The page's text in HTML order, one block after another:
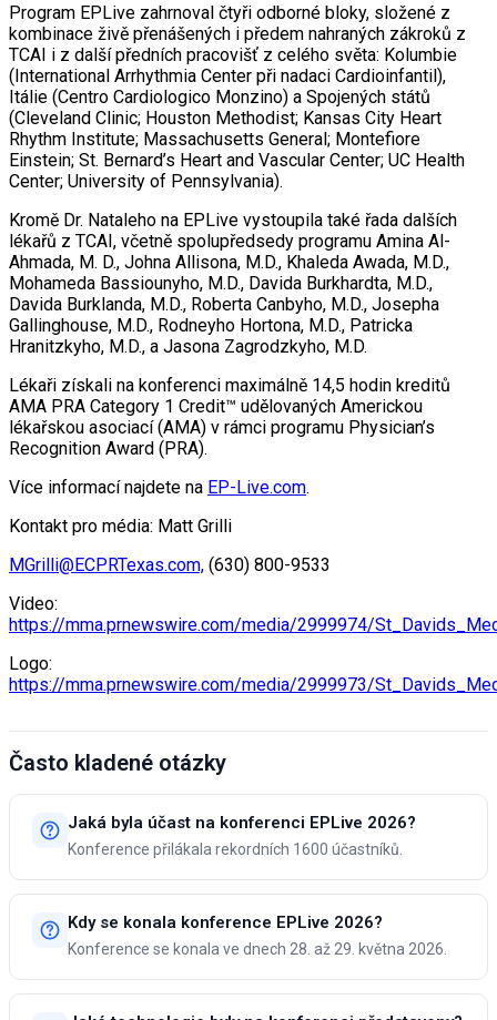
Program EPLive zahrnoval čtyři odborné bloky, složené z
kombinace živě přenášených i předem nahraných zákroků z
TCAI i z další předních pracovišť z celého světa: Kolumbie
(International Arrhythmia Center při nadaci Cardioinfantil),
Itálie (Centro Cardiologico Monzino) a Spojených států
(Cleveland Clinic; Houston Methodist; Kansas City Heart
Rhythm Institute; Massachusetts General; Montefiore
Einstein; St. Bernard’s Heart and Vascular Center; UC Health
Center; University of Pennsylvania).
Kromě Dr. Nataleho na EPLive vystoupila také řada dalších
lékařů z TCAI, včetně spolupředsedy programu Amina Al-
Ahmada, M. D., Johna Allisona, M.D., Khaleda Awada, M.D.,
Mohameda Bassiounyho, M.D., Davida Burkhardta, M.D.,
Davida Burklanda, M.D., Roberta Canbyho, M.D., Josepha
Gallinghouse, M.D., Rodneyho Hortona, M.D., Patricka
Hranitzkyho, M.D., a Jasona Zagrodzkyho, M.D.
Lékaři získali na konferenci maximálně 14,5 hodin kreditů
AMA PRA Category 1 Credit™ udělovaných Americkou
lékařskou asociací (AMA) v rámci programu Physician’s
Recognition Award (PRA).
Více informací najdete na EP-Live.com.
Kontakt pro média: Matt Grilli
MGrilli@ECPRTexas.com, (630) 800-9533
Video:
https://mma.prnewswire.com/media/2999974/
Logo:
https://mma.prnewswire.com/media/2999973/
Často kladené otázky
Jaká byla účast na konferenci EPLive 2026?
Konference přilákala rekordních 1600 účastníků.
Kdy se konala konference EPLive 2026?
Konference se konala ve dnech 28. až 29. května 2026.